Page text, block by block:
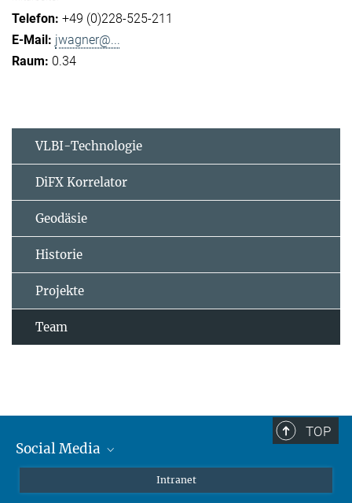
+49 (0)228-525-211
jwagner@...
0.34
VLBI-Technologie
DiFX Korrelator
Geodäsie
Historie
Projekte
Team
TOP
Social Media
Intranet